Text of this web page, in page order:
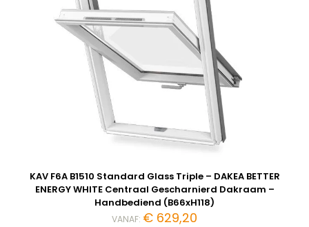
KAV F6A B1510 Standard Glass Triple – DAKEA BETTER
ENERGY WHITE Centraal Gescharnierd Dakraam –
Handbediend (B66xH118)
VANAF: € 629,20